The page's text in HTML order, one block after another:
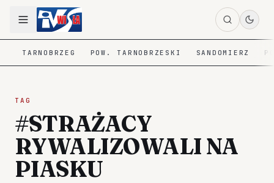
TARNOBRZEG POW. TARNOBRZESKI SANDOMIERZ
TAG
#STRAŻACY
RYWALIZOWALI NA
PIASKU